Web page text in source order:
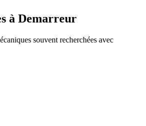
à Demarreur
souvent recherchées avec